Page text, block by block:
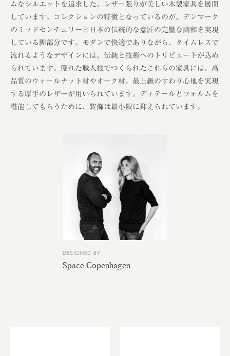
ムなシルエットを追求した、レザー張りが美しい木製家具を展開
しています。コレクションの特徴となっているのが、デンマーク
のミッドセンチュリーと日本の伝統的な意匠の完璧な調和を実現
している脚部分です。モダンで快適でありながら、タイムレスで
流れるようなデザインには、伝統と技術へのトリビュートが込め
られています。優れた職人技でつくられたこれらの家具には、高
品質のウォールナット材やオーク材、最上級のすわり心地を実現
する厚手のレザーが用いられています。ディテールとフォルムを
堪能してもらうために、装飾は最小限に抑えられています。
DESIGNED BY
Space Copenhagen